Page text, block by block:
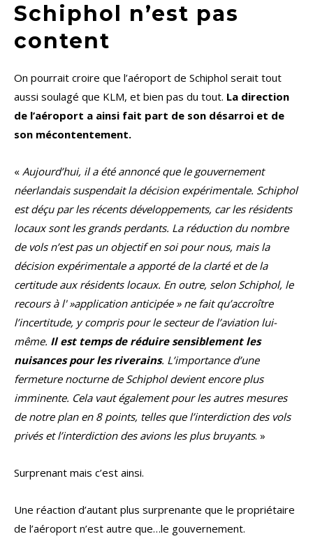
Schiphol n’est pas
content
On pourrait croire que l’aéroport de Schiphol serait tout
aussi soulagé que KLM, et bien pas du tout. La direction
de l’aéroport a ainsi fait part de son désarroi et de
son mécontentement.
« Aujourd’hui, il a été annoncé que le gouvernement
néerlandais suspendait la décision expérimentale. Schiphol
est déçu par les récents développements, car les résidents
locaux sont les grands perdants. La réduction du nombre
de vols n’est pas un objectif en soi pour nous, mais la
décision expérimentale a apporté de la clarté et de la
certitude aux résidents locaux. En outre, selon Schiphol, le
recours à l' »application anticipée » ne fait qu’accroître
l’incertitude, y compris pour le secteur de l’aviation lui-
même. Il est temps de réduire sensiblement les
nuisances pour les riverains. L’importance d’une
fermeture nocturne de Schiphol devient encore plus
imminente. Cela vaut également pour les autres mesures
de notre plan en 8 points, telles que l’interdiction des vols
privés et l’interdiction des avions les plus bruyants. »
Surprenant mais c’est ainsi.
Une réaction d’autant plus surprenante que le propriétaire
de l’aéroport n’est autre que…le gouvernement.